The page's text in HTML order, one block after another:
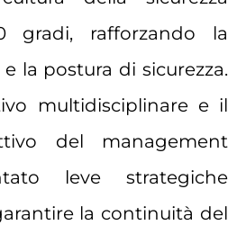
gradi, rafforzando la
la postura di sicurezza.
multidisciplinare e il
del management
leve strategiche
la continuità del